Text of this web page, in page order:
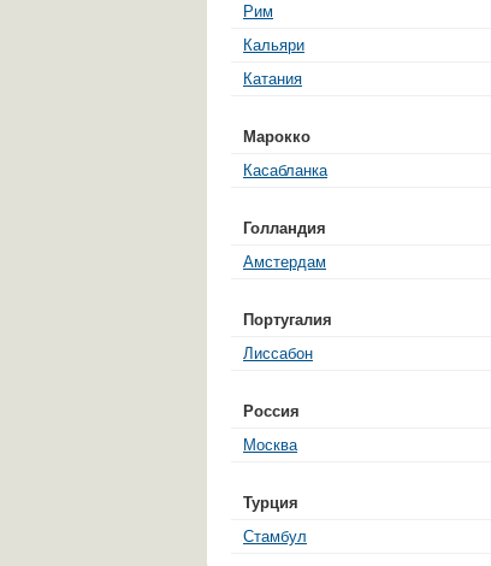
Рим
Кальяри
Катания
Марокко
Касабланка
Голландия
Амстердам
Португалия
Лиссабон
Россия
Москва
Турция
Стамбул